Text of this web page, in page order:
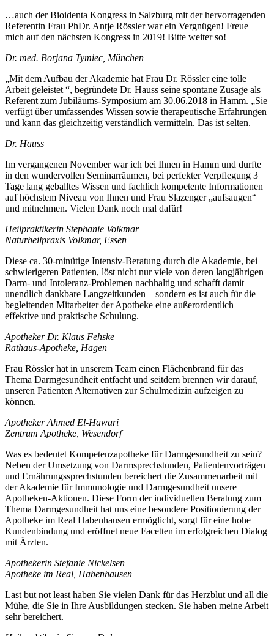
…auch der Bioidenta Kongress in Salzburg mit der hervorragenden
Referentin Frau PhDr. Antje Rössler war ein Vergnügen! Freue
mich auf den nächsten Kongress in 2019! Bitte weiter so!
Dr. med. Borjana Tymiec, München
„Mit dem Aufbau der Akademie hat Frau Dr. Rössler eine tolle
Arbeit geleistet “, begründete Dr. Hauss seine spontane Zusage als
Referent zum Jubiläums-Symposium am 30.06.2018 in Hamm. „Sie
verfügt über umfassendes Wissen sowie therapeutische Erfahrungen
und kann das gleichzeitig verständlich vermitteln. Das ist selten.
Dr. Hauss
Im vergangenen November war ich bei Ihnen in Hamm und durfte
in den wundervollen Seminarräumen, bei perfekter Verpflegung 3
Tage lang geballtes Wissen und fachlich kompetente Informationen
auf höchstem Niveau von Ihnen und Frau Slazenger „aufsaugen“
und mitnehmen. Vielen Dank noch mal dafür!
Heilpraktikerin Stephanie Volkmar
Naturheilpraxis Volkmar, Essen
Diese ca. 30-minütige Intensiv-Beratung durch die Akademie, bei
schwierigeren Patienten, löst nicht nur viele von deren langjährigen
Darm- und Intoleranz-Problemen nachhaltig und schafft damit
unendlich dankbare Langzeitkunden – sondern es ist auch für die
begleitenden Mitarbeiter der Apotheke eine außerordentlich
effektive und praktische Schulung.
Apotheker Dr. Klaus Fehske
Rathaus-Apotheke, Hagen
Frau Rössler hat in unserem Team einen Flächenbrand für das
Thema Darmgesundheit entfacht und seitdem brennen wir darauf,
unseren Patienten Alternativen zur Schulmedizin aufzeigen zu
können.
Apotheker Ahmed El-Hawari
Zentrum Apotheke, Wesendorf
Was es bedeutet Kompetenzapotheke für Darmgesundheit zu sein?
Neben der Umsetzung von Darmsprechstunden, Patientenvorträgen
und Ernährungssprechstunden bereichert die Zusammenarbeit mit
der Akademie für Immunologie und Darmgesundheit unsere
Apotheken-Aktionen. Diese Form der individuellen Beratung zum
Thema Darmgesundheit hat uns eine besondere Positionierung der
Apotheke im Real Habenhausen ermöglicht, sorgt für eine hohe
Kundenbindung und eröffnet neue Facetten im erfolgreichen Dialog
mit Ärzten.
Apothekerin Stefanie Nickelsen
Apotheke im Real, Habenhausen
Last but not least haben Sie vielen Dank für das Herzblut und all die
Mühe, die Sie in Ihre Ausbildungen stecken. Sie haben meine Arbeit
sehr bereichert.